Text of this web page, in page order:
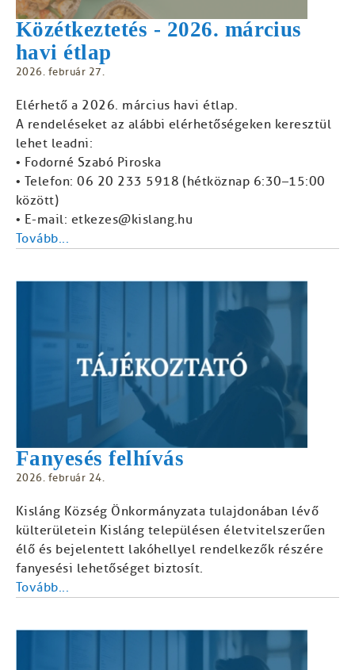
Közétkeztetés - 2026. március
havi étlap
2026. február 27.
Elérhető a 2026. március havi étlap.
A rendeléseket az alábbi elérhetőségeken keresztül
lehet leadni:
• Fodorné Szabó Piroska
• Telefon: 06 20 233 5918 (hétköznap 6:30–15:00
között)
• E-mail: etkezes@kislang.hu
Tovább...
Fanyesés felhívás
2026. február 24.
Kisláng Község Önkormányzata tulajdonában lévő
külterületein Kisláng településen életvitelszerűen
élő és bejelentett lakóhellyel rendelkezők részére
fanyesési lehetőséget biztosít.
Tovább...